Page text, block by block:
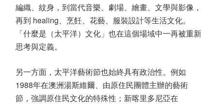
編織、紋身，到當代音樂、劇場、繪畫、文學與影像，
再到 healing、烹飪、花藝、服裝設計等生活文化。
「什麼是（太平洋）文化」也在這個場域中一再被重新
思考與定義。
另一方面，太平洋藝術節也始終具有政治性。例如
1988年在澳洲湯斯維爾、由原住民團體主辦的藝術
節，強調原住民文化的特殊性；新喀里多尼亞在